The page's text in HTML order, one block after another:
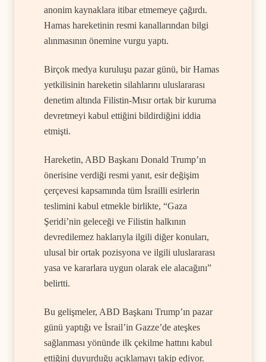
anonim kaynaklara itibar etmemeye çağırdı.
Hamas hareketinin resmi kanallarından bilgi
alınmasının önemine vurgu yaptı.
Birçok medya kuruluşu pazar günü, bir Hamas
yetkilisinin hareketin silahlarını uluslararası
denetim altında Filistin-Mısır ortak bir kuruma
devretmeyi kabul ettiğini bildirdiğini iddia
etmişti.
Hareketin, ABD Başkanı Donald Trump’ın
önerisine verdiği resmi yanıt, esir değişim
çerçevesi kapsamında tüm İsrailli esirlerin
teslimini kabul etmekle birlikte, “Gaza
Şeridi’nin geleceği ve Filistin halkının
devredilemez haklarıyla ilgili diğer konuları,
ulusal bir ortak pozisyona ve ilgili uluslararası
yasa ve kararlara uygun olarak ele alacağını”
belirtti.
Bu gelişmeler, ABD Başkanı Trump’ın pazar
günü yaptığı ve İsrail’in Gazze’de ateşkes
sağlanması yönünde ilk çekilme hattını kabul
ettiğini duyurduğu açıklamayı takip ediyor.